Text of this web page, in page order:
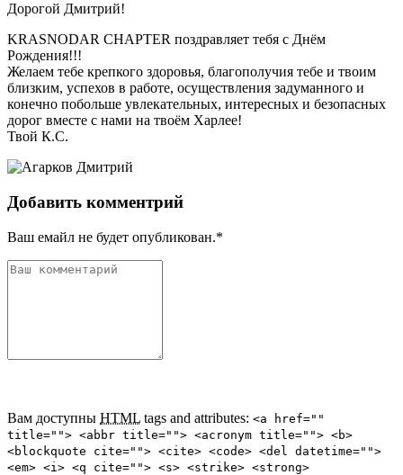
Дорогой Дмитрий!
KRASNODAR CHAPTER поздравляет тебя с Днём
Рождения!!!
Желаем тебе крепкого здоровья, благополучия тебе и твоим
близким, успехов в работе, осуществления задуманного и
конечно побольше увлекательных, интересных и безопасных
дорог вместе с нами на твоём Харлее!
Твой К.С.
Добавить комментрий
Ваш емайл не будет опубликован.*
Вам доступны HTML tags and attributes: <a href=""
title=""> <abbr title=""> <acronym title=""> <b>
<blockquote cite=""> <cite> <code> <del datetime="">
<em> <i> <q cite=""> <s> <strike> <strong>